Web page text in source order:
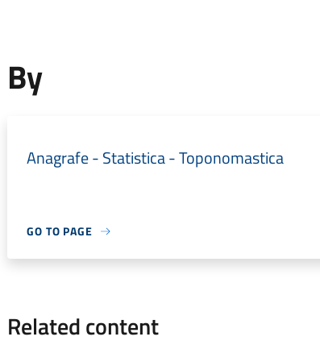
By
Anagrafe - Statistica - Toponomastica
GO TO PAGE
Related content